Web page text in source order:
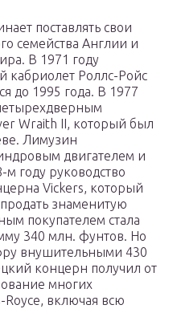
поставлять свои
семейства Англии и
В 1971 году
кабриолет Роллс-Ройс
до 1995 года. В 1977
Wraith II, который был
Лимузин
двигателем и
году руководство
Vickers, который
знаменитую
покупателем стала
340 млн. фунтов. Но
внушительными 430
концерн получил от
многих
включая всю